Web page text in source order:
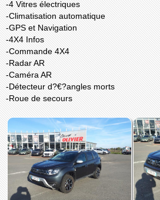
-4 Vitres électriques
-Climatisation automatique
-GPS et Navigation
-4X4 Infos
-Commande 4X4
-Radar AR
-Caméra AR
-Détecteur d?€?angles morts
-Roue de secours